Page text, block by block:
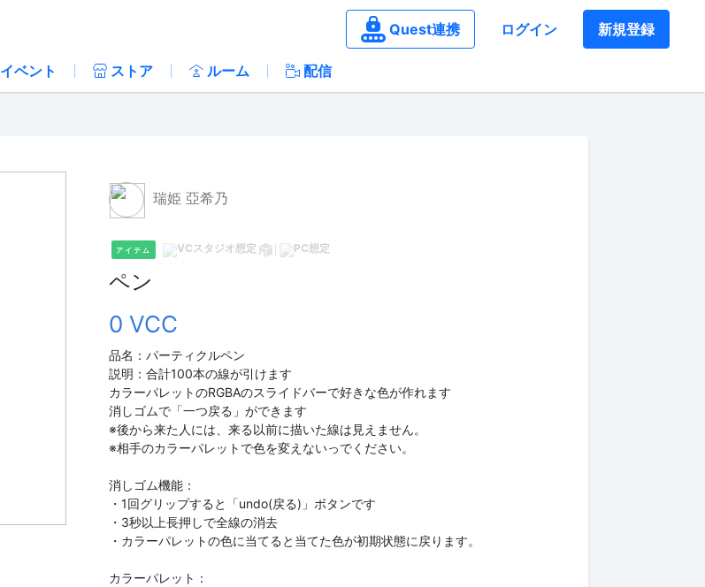
Quest連携 ログイン 新規登録
イベント ストア ルーム 配信
瑞姫 亞希乃
アイテム
ペン
0 VCC
品名：パーティクルペン
説明：合計100本の線が引けます
カラーパレットのRGBAのスライドバーで好きな色が作れます
消しゴムで「一つ戻る」ができます
※後から来た人には、来る以前に描いた線は見えません。
※相手のカラーパレットで色を変えないっでください。
消しゴム機能：
・1回グリップすると「undo(戻る)」ボタンです
・3秒以上長押しで全線の消去
・カラーパレットの色に当てると当てた色が初期状態に戻ります。
カラーパレット：